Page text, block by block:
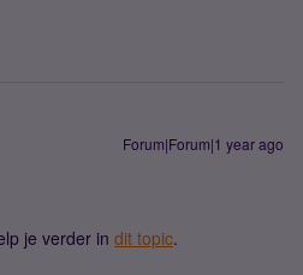
Forum|Forum|1 year ago
je verder in dit topic.